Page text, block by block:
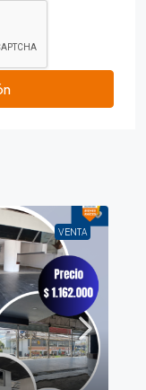
VENTA